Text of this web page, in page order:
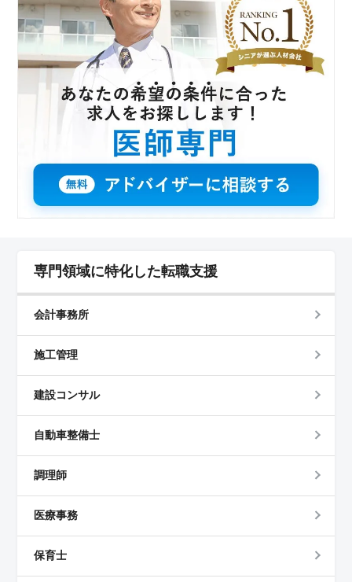
専門領域に特化した転職支援
会計事務所
施工管理
建設コンサル
自動車整備士
調理師
医療事務
保育士